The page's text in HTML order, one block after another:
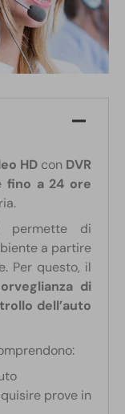
HD con DVR
fino a 24 ore
permette di
a partire
Per questo, il
di
dell’auto
prove in